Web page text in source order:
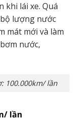
khi lái xe. Quá
lượng nước
mát mới và làm
nước,
100.000km/ lần
lần